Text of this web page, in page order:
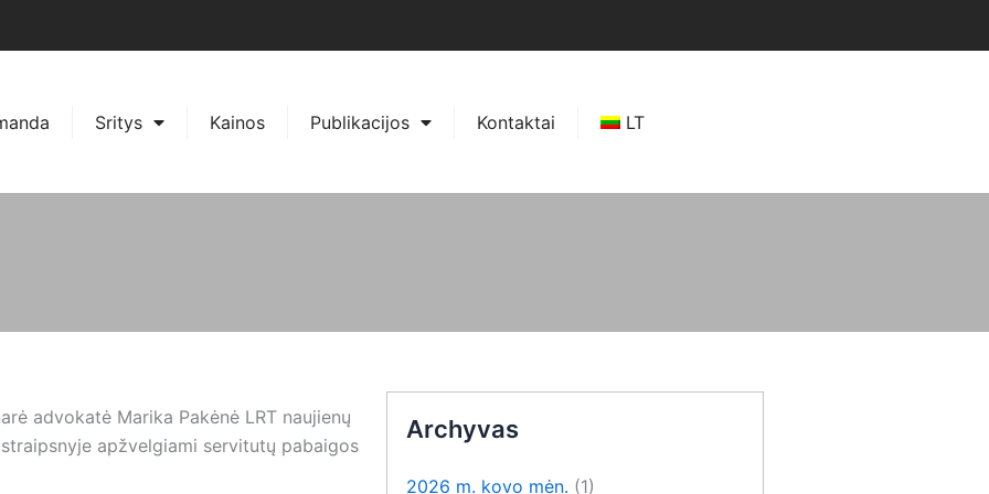
Sritys Kainos Publikacijos Kontaktai LT
advokatė Marika Pakėnė LRT naujienų
apžvelgiami servitutų pabaigos
Archyvas
2026 m. kovo mėn. (1)